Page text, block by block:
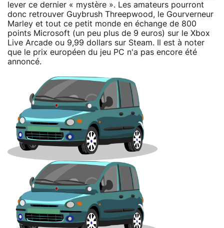
lever ce dernier « mystère ». Les amateurs pourront
donc retrouver Guybrush Threepwood, le Gourverneur
Marley et tout ce petit monde en échange de 800
points Microsoft (un peu plus de 9 euros) sur le Xbox
Live Arcade ou 9,99 dollars sur Steam. Il est à noter
que le prix européen du jeu PC n'a pas encore été
annoncé.